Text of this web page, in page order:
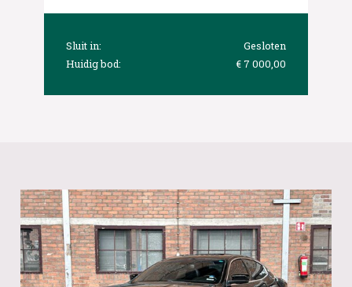
Sluit in:
Gesloten
Huidig bod:
€ 7 000,00